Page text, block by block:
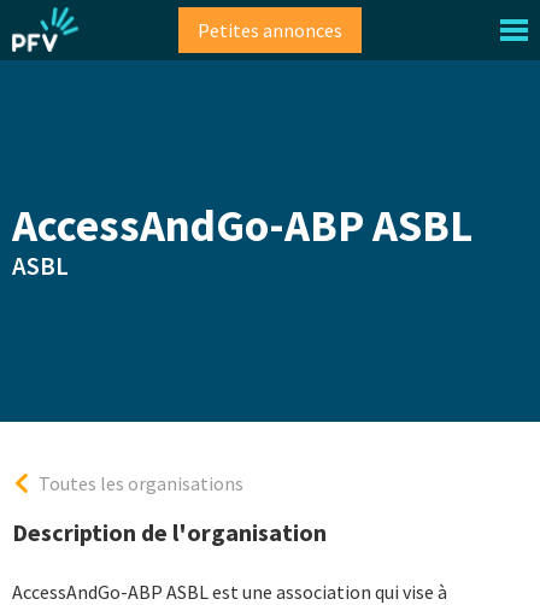
au
contenu
Petites annonces
AccessAndGo-ABP ASBL
ASBL
Toutes les organisations
Description de l'organisation
AccessAndGo-ABP ASBL est une association qui vise à